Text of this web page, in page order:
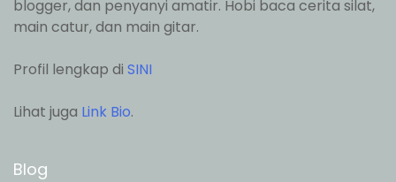
blogger, dan penyanyi amatir. Hobi baca cerita silat,
main catur, dan main gitar.
Profil lengkap di SINI
Lihat juga Link Bio.
Blog